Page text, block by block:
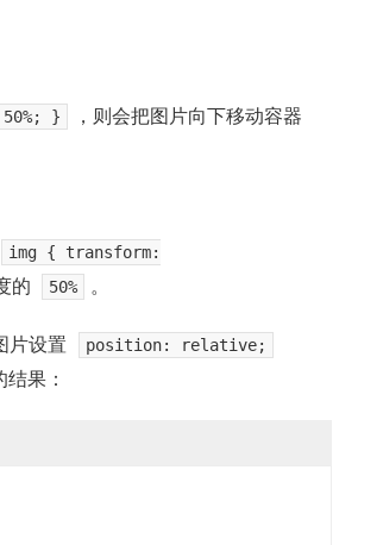
}
，则会把图片向下移动容器
img { transform:
的 50% 。
片设置 position: relative;
果：